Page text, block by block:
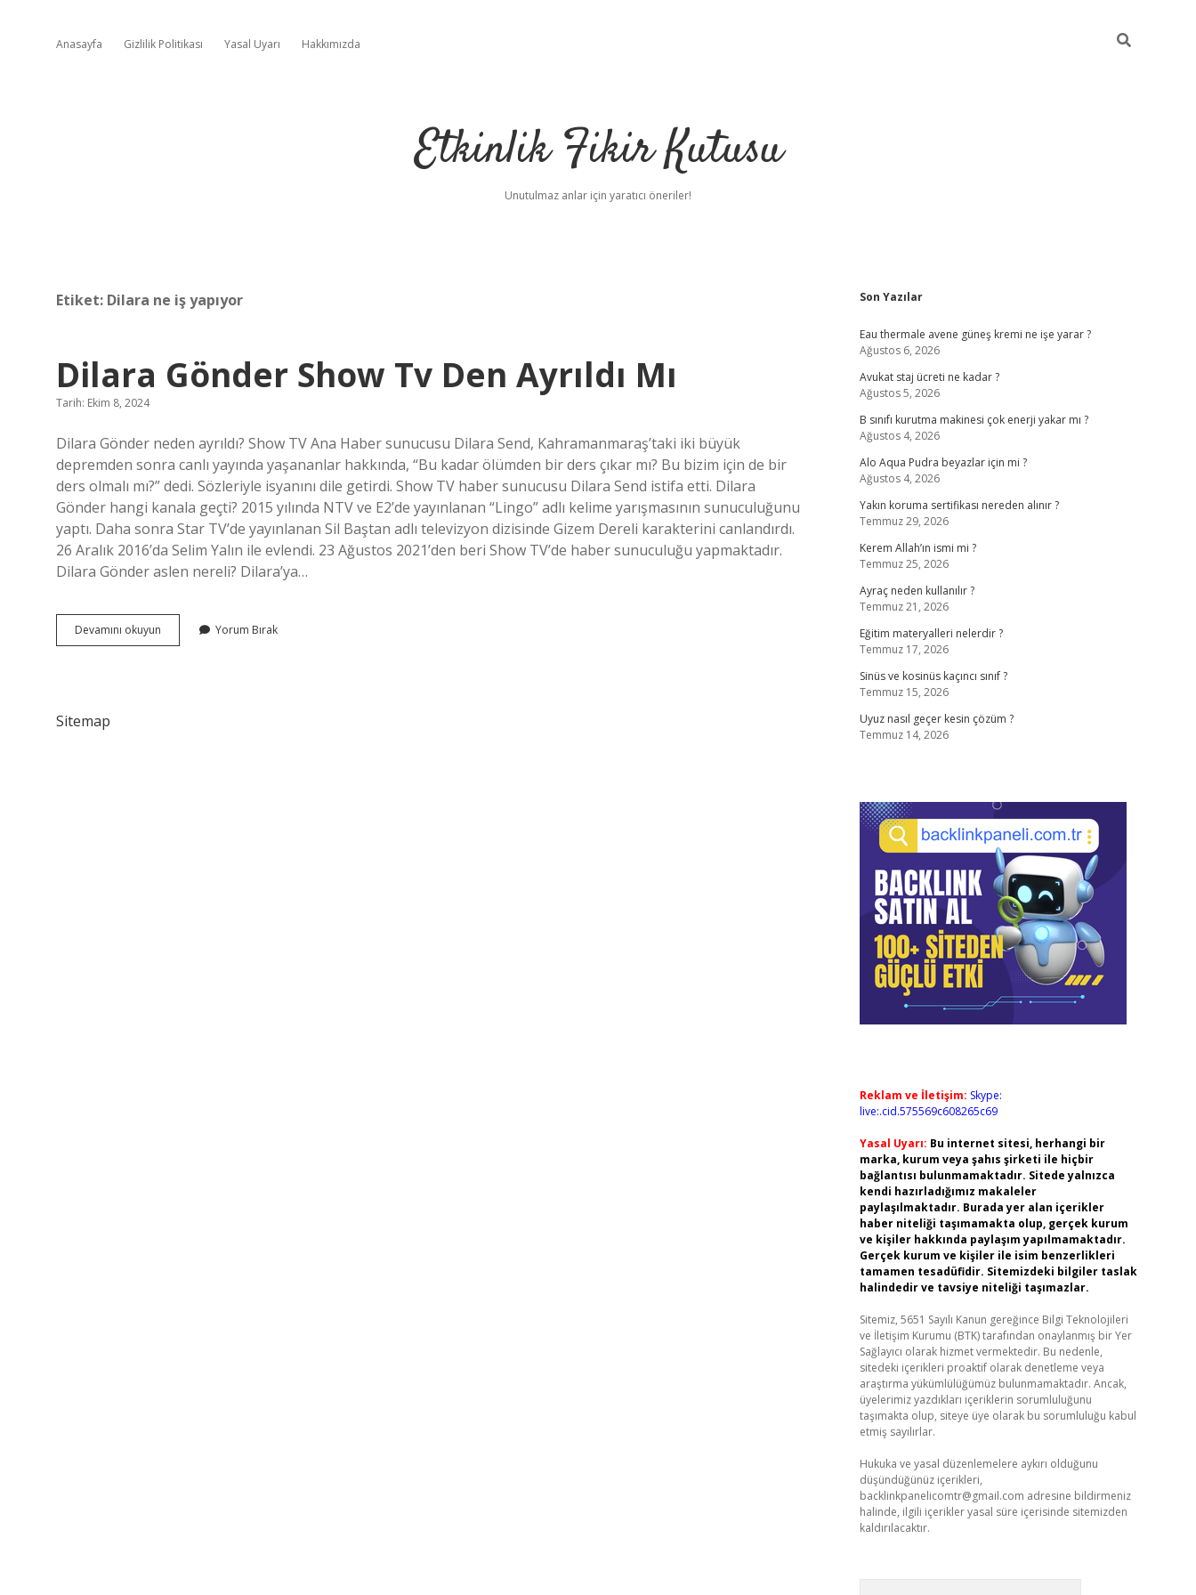
Anasayfa Gizlilik Politikası Yasal Uyarı Hakkımızda
Etkinlik Fikir Kutusu
Unutulmaz anlar için yaratıcı öneriler!
Etiket: Dilara ne iş yapıyor
Dilara Gönder Show Tv Den Ayrıldı Mı
Tarih: Ekim 8, 2024
Dilara Gönder neden ayrıldı? Show TV Ana Haber sunucusu Dilara Send, Kahramanmaraş’taki iki büyük
depremden sonra canlı yayında yaşananlar hakkında, “Bu kadar ölümden bir ders çıkar mı? Bu bizim için de bir
ders olmalı mı?” dedi. Sözleriyle isyanını dile getirdi. Show TV haber sunucusu Dilara Send istifa etti. Dilara
Gönder hangi kanala geçti? 2015 yılında NTV ve E2’de yayınlanan “Lingo” adlı kelime yarışmasının sunuculuğunu
yaptı. Daha sonra Star TV’de yayınlanan Sil Baştan adlı televizyon dizisinde Gizem Dereli karakterini canlandırdı.
26 Aralık 2016’da Selim Yalın ile evlendi. 23 Ağustos 2021’den beri Show TV’de haber sunuculuğu yapmaktadır.
Dilara Gönder aslen nereli? Dilara’ya…
Devamını okuyun
Gönder
Yorum Bırak
Sitemap
Sidebar
Son Yazılar
Eau thermale avene güneş kremi ne işe yarar ?
Ağustos 6, 2026
Avukat staj ücreti ne kadar ?
Ağustos 5, 2026
B sınıfı kurutma makinesi çok enerji yakar mı ?
Ağustos 4, 2026
Alo Aqua Pudra beyazlar için mi ?
Ağustos 4, 2026
Yakın koruma sertifikası nereden alınır ?
Temmuz 29, 2026
Kerem Allah’ın ismi mi ?
Temmuz 25, 2026
Ayraç neden kullanılır ?
Temmuz 21, 2026
Eğitim materyalleri nelerdir ?
Temmuz 17, 2026
Sinüs ve kosinüs kaçıncı sınıf ?
Temmuz 15, 2026
Uyuz nasıl geçer kesin çözüm ?
Temmuz 14, 2026
Reklam ve İletişim: Skype:
live:.cid.575569c608265c69
Yasal Uyarı: Bu internet sitesi, herhangi bir
marka, kurum veya şahıs şirketi ile hiçbir
bağlantısı bulunmamaktadır. Sitede yalnızca
kendi hazırladığımız makaleler
paylaşılmaktadır. Burada yer alan içerikler
haber niteliği taşımamakta olup, gerçek kurum
ve kişiler hakkında paylaşım yapılmamaktadır.
Gerçek kurum ve kişiler ile isim benzerlikleri
tamamen tesadüfidir. Sitemizdeki bilgiler taslak
halindedir ve tavsiye niteliği taşımazlar.
Sitemiz, 5651 Sayılı Kanun gereğince Bilgi Teknolojileri
ve İletişim Kurumu (BTK) tarafından onaylanmış bir Yer
Sağlayıcı olarak hizmet vermektedir. Bu nedenle,
sitedeki içerikleri proaktif olarak denetleme veya
araştırma yükümlülüğümüz bulunmamaktadır. Ancak,
üyelerimiz yazdıkları içeriklerin sorumluluğunu
taşımakta olup, siteye üye olarak bu sorumluluğu kabul
etmiş sayılırlar.
Hukuka ve yasal düzenlemelere aykırı olduğunu
düşündüğünüz içerikleri,
backlinkpanelicomtr@gmail.com adresine bildirmeniz
halinde, ilgili içerikler yasal süre içerisinde sitemizden
kaldırılacaktır.